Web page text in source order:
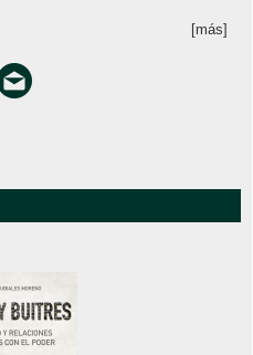
[más]